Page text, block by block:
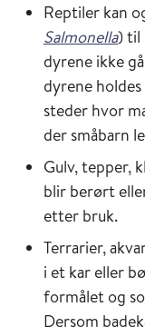
Reptiler kan
Salmonella) til
dyrene ikke
dyrene
steder hvor
der småbarn
Gulv, tepper,
blir berørt
etter bruk.
Terrarier,
i et kar eller
formålet og
Dersom